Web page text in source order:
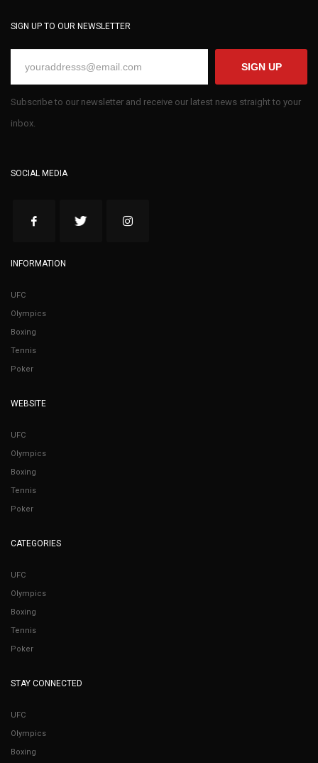
SIGN UP TO OUR NEWSLETTER
SIGN UP
Subscribe to our newsletter and receive our latest news straight to your
inbox.
SOCIAL MEDIA
INFORMATION
UFC
Olympics
Boxing
Tennis
Poker
WEBSITE
UFC
Olympics
Boxing
Tennis
Poker
CATEGORIES
UFC
Olympics
Boxing
Tennis
Poker
STAY CONNECTED
UFC
Olympics
Boxing